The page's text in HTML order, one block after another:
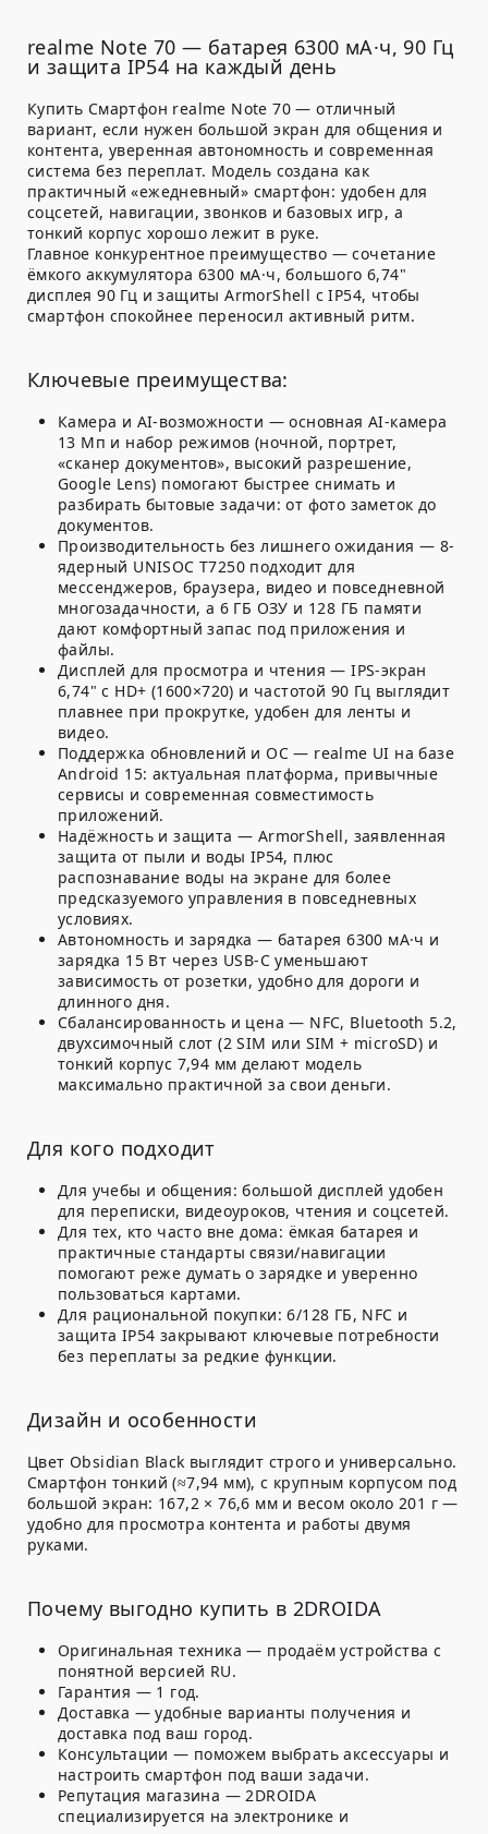
realme Note 70 — батарея 6300 мА·ч, 90 Гц
и защита IP54 на каждый день
Купить Смартфон realme Note 70 — отличный
вариант, если нужен большой экран для общения и
контента, уверенная автономность и современная
система без переплат. Модель создана как
практичный «ежедневный» смартфон: удобен для
соцсетей, навигации, звонков и базовых игр, а
тонкий корпус хорошо лежит в руке.
Главное конкурентное преимущество — сочетание
ёмкого аккумулятора 6300 мА·ч, большого 6,74"
дисплея 90 Гц и защиты ArmorShell с IP54, чтобы
смартфон спокойнее переносил активный ритм.
Ключевые преимущества:
Камера и AI-возможности — основная AI-камера
13 Мп и набор режимов (ночной, портрет,
«сканер документов», высокий разрешение,
Google Lens) помогают быстрее снимать и
разбирать бытовые задачи: от фото заметок до
документов.
Производительность без лишнего ожидания — 8-
ядерный UNISOC T7250 подходит для
мессенджеров, браузера, видео и повседневной
многозадачности, а 6 ГБ ОЗУ и 128 ГБ памяти
дают комфортный запас под приложения и
файлы.
Дисплей для просмотра и чтения — IPS-экран
6,74" с HD+ (1600×720) и частотой 90 Гц выглядит
плавнее при прокрутке, удобен для ленты и
видео.
Поддержка обновлений и ОС — realme UI на базе
Android 15: актуальная платформа, привычные
сервисы и современная совместимость
приложений.
Надёжность и защита — ArmorShell, заявленная
защита от пыли и воды IP54, плюс
распознавание воды на экране для более
предсказуемого управления в повседневных
условиях.
Автономность и зарядка — батарея 6300 мА·ч и
зарядка 15 Вт через USB-C уменьшают
зависимость от розетки, удобно для дороги и
длинного дня.
Сбалансированность и цена — NFC, Bluetooth 5.2,
двухсимочный слот (2 SIM или SIM + microSD) и
тонкий корпус 7,94 мм делают модель
максимально практичной за свои деньги.
Для кого подходит
Для учебы и общения: большой дисплей удобен
для переписки, видеоуроков, чтения и соцсетей.
Для тех, кто часто вне дома: ёмкая батарея и
практичные стандарты связи/навигации
помогают реже думать о зарядке и уверенно
пользоваться картами.
Для рациональной покупки: 6/128 ГБ, NFC и
защита IP54 закрывают ключевые потребности
без переплаты за редкие функции.
Дизайн и особенности
Цвет Obsidian Black выглядит строго и универсально.
Смартфон тонкий (≈7,94 мм), с крупным корпусом под
большой экран: 167,2 × 76,6 мм и весом около 201 г —
удобно для просмотра контента и работы двумя
руками.
Почему выгодно купить в 2DROIDA
Оригинальная техника — продаём устройства с
понятной версией RU.
Гарантия — 1 год.
Доставка — удобные варианты получения и
доставка под ваш город.
Консультации — поможем выбрать аксессуары и
настроить смартфон под ваши задачи.
Репутация магазина — 2DROIDA
специализируется на электронике и